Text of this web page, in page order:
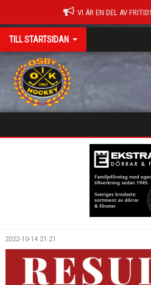
VI ÄR EN DEL AV
TILL STARTSIDAN
OSBY 50 ÅR URKLIPP
2022-10-14 21:21